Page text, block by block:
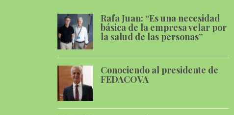
Rafa Juan: “Es una necesidad
básica de la empresa velar por
la salud de las personas”
Conociendo al presidente de
FEDACOVA